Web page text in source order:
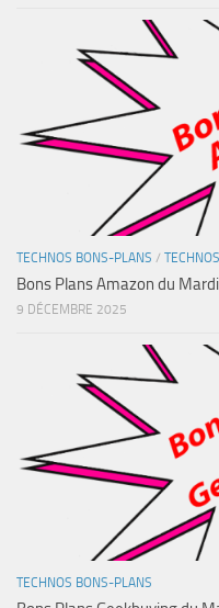
TECHNOS BONS-PLANS /
Bons Plans Amazon du
9 DÉCEMBRE 2025
TECHNOS BONS-PLANS